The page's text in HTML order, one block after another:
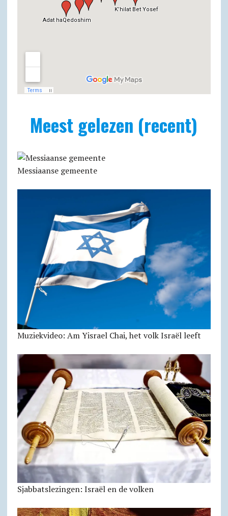
Meest gelezen (recent)
Messiaanse gemeente
Muziekvideo: Am Yisrael Chai, het volk Israël leeft
Sjabbatslezingen: Israël en de volken